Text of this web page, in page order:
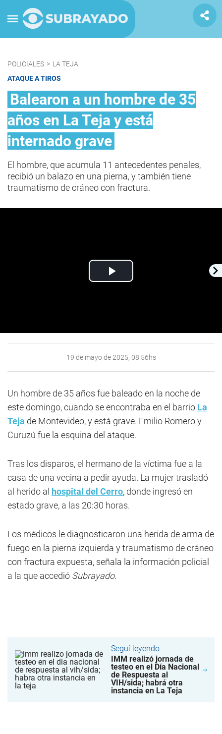
POLICIALES > LA TEJA
ATAQUE A TIROS
Balearon a un hombre de 35
años en La Teja y está
internado grave
El hombre, que acumula 11 antecedentes penales,
recibió un balazo en una pierna, y también tiene
traumatismo de cráneo con fractura.
Play
19 de mayo de 2025, 08:56hs
Un hombre de 35 años fue baleado en la noche de
este domingo, cuando se encontraba en el barrio La
Teja de Montevideo, y está grave. Emilio Romero y
Curuzú fue la esquina del ataque.
Tras los disparos, el hermano de la víctima fue a la
casa de una vecina a pedir ayuda. La mujer trasladó
al herido al hospital del Cerro, donde ingresó en
estado grave, a las 20:30 horas.
Los médicos le diagnosticaron una herida de arma de
fuego en la pierna izquierda y traumatismo de cráneo
con fractura expuesta, señala la información policial
a la que accedió Subrayado.
Seguí leyendo
IMM realizó jornada de
testeo en el Día Nacional
de Respuesta al
VIH/sida; habrá otra
instancia en La Teja